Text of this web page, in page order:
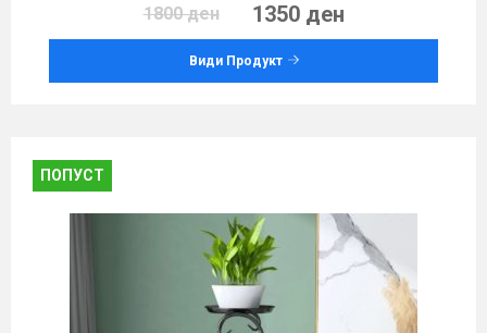
1800 ден 1350 ден
Види Продукт
ПОПУСТ